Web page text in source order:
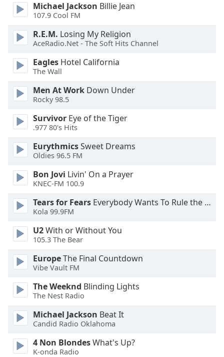
Picture
Fullscreen
This
modal
window.
Beginning
dialog
window.
and
close
window.
Text
Color
Opacity
Text
Background
Color
Opacity
Michael Jackson Billie Jean
107.9 Cool FM
R.E.M. Losing My Religion
AceRadio.Net - The Soft Hits Channel
Eagles Hotel California
The Wall
Men At Work Down Under
Rocky 98.5
Survivor Eye of the Tiger
.977 80's Hits
EurythmicsSweet Dreams
Oldies 96.5 FM
Bon Jovi Livin' On a Prayer
KNEC-FM 100.9
Tears for Fears Everybody Wants To Rule the World
Kola 99.9FM
U2With or Without You
105.3 The Bear
EuropeThe Final Countdown
Vibe Vault FM
The Weeknd Blinding Lights
The Nest Radio
Michael Jackson Beat It
Candid Radio Oklahoma
4 Non BlondesWhat's Up?
K-onda Radio